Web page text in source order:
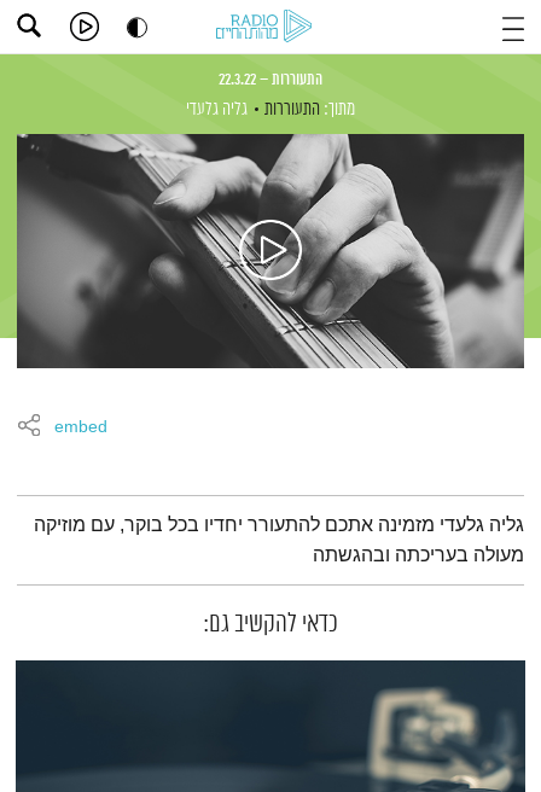
התעוררות – 22.3.22
מתוך: התעוררות גליה גלעדי
embed
תמצית הפודקאסט
גליה גלעדי מזמינה אתכם להתעורר יחדיו בכל בוקר, עם מוזיקה
מעולה בעריכתה ובהגשתה
כדאי להקשיב גם: